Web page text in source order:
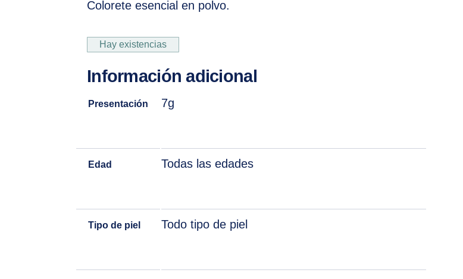
Colorete esencial en polvo.
Hay existencias
Información adicional
Presentación 7g
Edad Todas las edades
Tipo de piel Todo tipo de piel